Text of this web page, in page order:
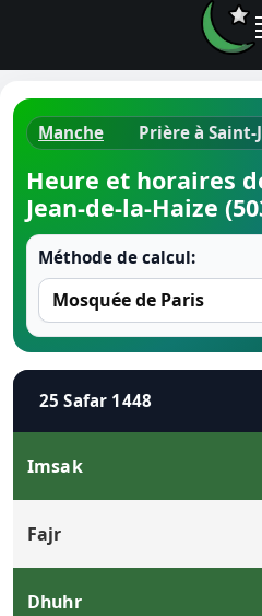
Manche Prière à Saint-
Heure et horaires
Jean-de-la-Haize
Méthode de calcul:
25 Safar 1448
Imsak
Fajr
Dhuhr